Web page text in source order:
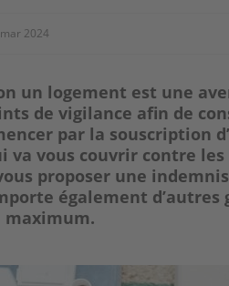
2024
un logement est une
de vigilance afin de
par la souscription
va vous couvrir contre
proposer une
également
maximum.